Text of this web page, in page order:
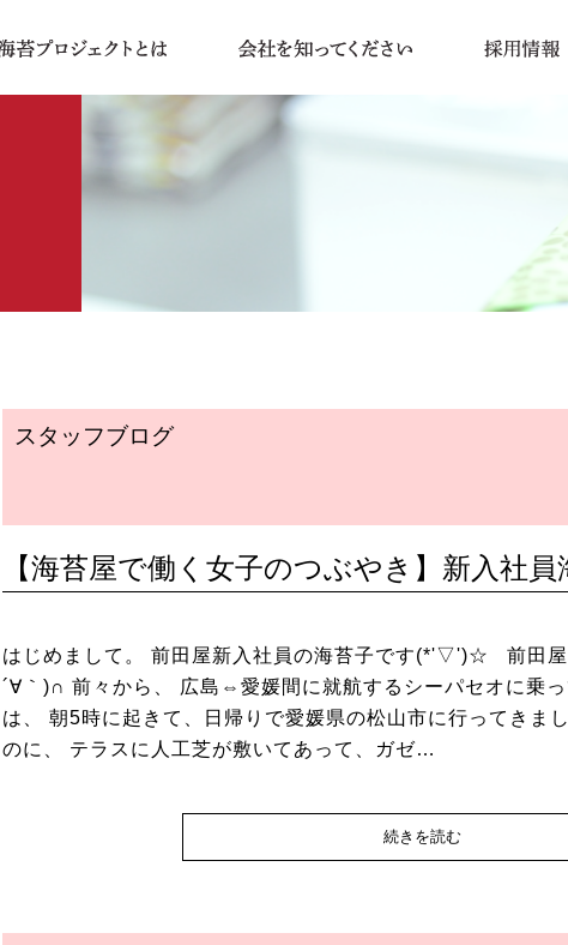
スタッフブログ
【海苔屋で働く女子のつぶやき】新入社
はじめまして。 前田屋新入社員の海苔子です(*'▽')☆ 前田屋
´∀｀)∩ 前々から、 広島⇔愛媛間に就航するシーパセオに乗
は、 朝5時に起きて、日帰りで愛媛県の松山市に行ってき
のに、 テラスに人工芝が敷いてあって、ガゼ…
続きを読む